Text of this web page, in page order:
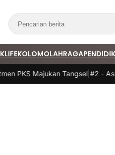
LIFEKOLOMOLAHRAGA
PKS Majukan Tangsel|#2 -